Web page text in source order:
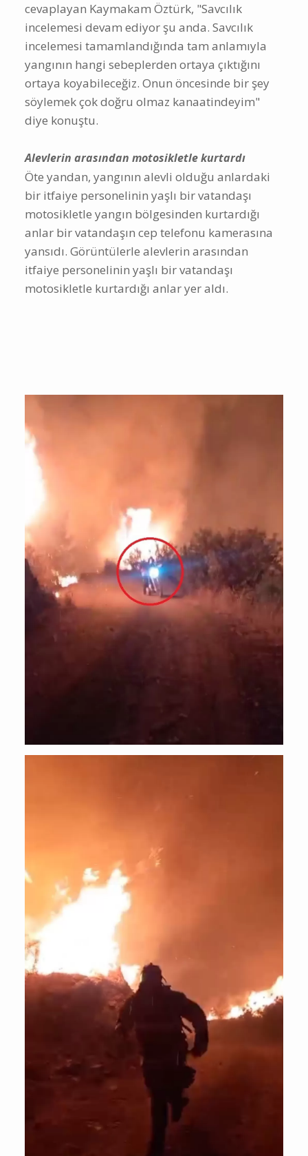
cevaplayan Kaymakam Öztürk, "Savcılık
incelemesi devam ediyor şu anda. Savcılık
incelemesi tamamlandığında tam anlamıyla
yangının hangi sebeplerden ortaya çıktığını
ortaya koyabileceğiz. Onun öncesinde bir şey
söylemek çok doğru olmaz kanaatindeyim"
diye konuştu.
Alevlerin arasından motosikletle kurtardı
Öte yandan, yangının alevli olduğu anlardaki
bir itfaiye personelinin yaşlı bir vatandaşı
motosikletle yangın bölgesinden kurtardığı
anlar bir vatandaşın cep telefonu kamerasına
yansıdı. Görüntülerle alevlerin arasından
itfaiye personelinin yaşlı bir vatandaşı
motosikletle kurtardığı anlar yer aldı.